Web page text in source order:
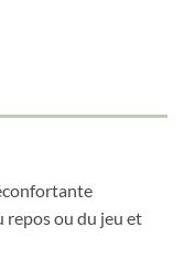
repos ou du jeu et
inscrivant à